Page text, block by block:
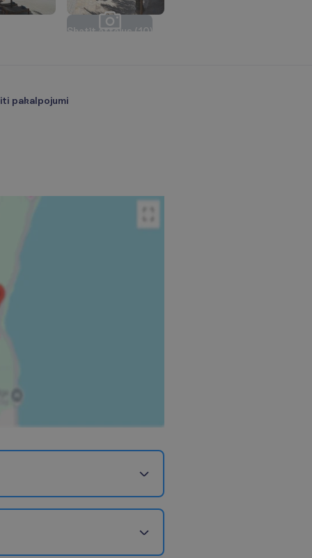
Skatīt attēlus (10)
pakalpojumi